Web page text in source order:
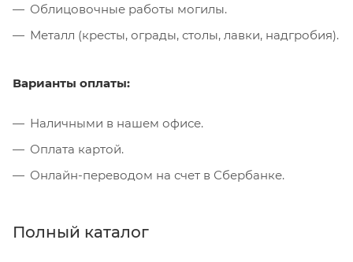
Облицовочные работы могилы.
Металл (кресты, ограды, столы, лавки, надгробия).
Варианты оплаты:
Наличными в нашем офисе.
Оплата картой.
Онлайн-переводом на счет в Сбербанке.
Полный каталог